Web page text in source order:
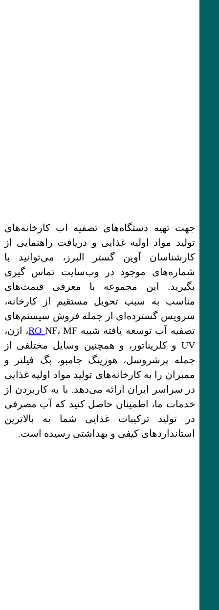
جهت تهیه دستگاه‌های تصفیه اب کارخانه‌های
تولید مواد اولیه غذایی و دریافت راهنمایی از
کارشناسان آوین گستر البرز، می‌توانید با
شماره‌های موجود در وب‌سایت تماس‌ گیری
بگیرید. این مجموعه با معرفی قیمت‌های
مناسب به سبب تحویل مستقیم از کارخانه،
سرویس گسترده‌ای از جمله فروش سیستم‌های
تصفیه آب توسعه یافته شبیه
RONF، MF، ازن،
UV و کلریناتور، و همچنین وسایل مختلفی از
جمله پرشروسل، هوزینگ جامبو، بگ فیلتر و
ممبران را به کارخانه‌های تولید مواد اولیه غذایی
در سراسر ایران ارائه می‌دهد. با به کاربردن از
خدمات ما، اطمینان حاصل کنید که آب مصرفی
در تولید ترکیبات غذایی شما به بالاترین
استانداردهای کیفی و بهداشتی رسیده است.